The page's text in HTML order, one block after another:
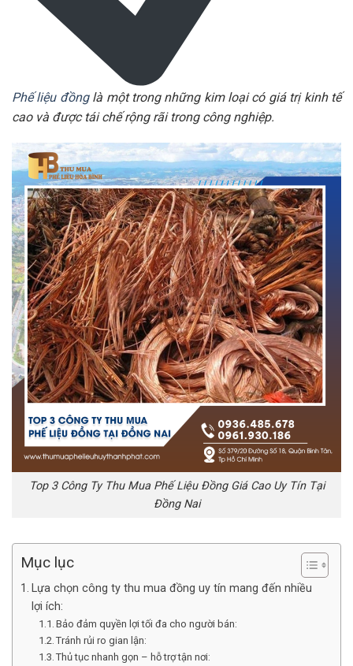
Phế liệu đồnglà một trong những kim loại có giá trị kinh tế
cao và được tái chế rộng rãi trong công nghiệp.
Top 3 Công Ty Thu Mua Phế Liệu Đồng Giá Cao Uy Tín Tại
Đồng Nai
Mục lục
Lựa chọn công ty thu mua đồng uy tín mang đến nhiều
lợi ích:
Bảo đảm quyền lợi tối đa cho người bán:
Tránh rủi ro gian lận:
Thủ tục nhanh gọn – hỗ trợ tận nơi: